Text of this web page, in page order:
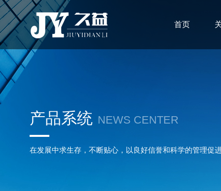
首页
产品系统 NEWS CENTER
在发展中求生存，不断贴心，以良好信誉和科学的管理促